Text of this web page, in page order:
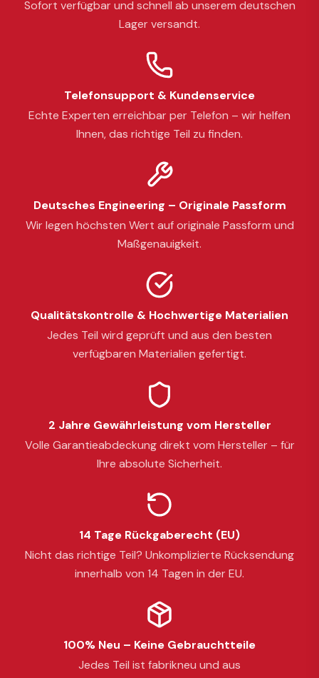
Sofort verfügbar und schnell ab unserem deutschen
Lager versandt.
Telefonsupport & Kundenservice
Echte Experten erreichbar per Telefon – wir helfen
Ihnen, das richtige Teil zu finden.
Deutsches Engineering – Originale Passform
Wir legen höchsten Wert auf originale Passform und
Maßgenauigkeit.
Qualitätskontrolle & Hochwertige Materialien
Jedes Teil wird geprüft und aus den besten
verfügbaren Materialien gefertigt.
2 Jahre Gewährleistung vom Hersteller
Volle Garantieabdeckung direkt vom Hersteller – für
Ihre absolute Sicherheit.
14 Tage Rückgaberecht (EU)
Nicht das richtige Teil? Unkomplizierte Rücksendung
innerhalb von 14 Tagen in der EU.
100% Neu – Keine Gebrauchtteile
Jedes Teil ist fabrikneu und aus